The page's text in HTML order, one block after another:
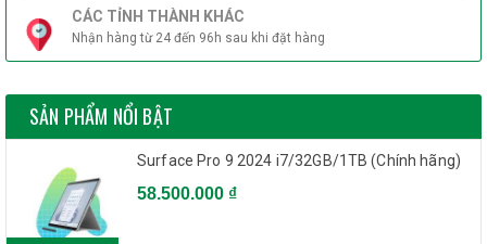
-5%
SẮP CHÁY HÀNG
9.300.000đ(Giá bán lẻ)
8.835.000đ(Giá tốt Online)
-5%
CÁC TỈNH THÀNH KHÁC
Nhận hàng từ 24 đến 96h sau khi đặt hàng
SẢN PHẨM NỔI BẬT
Surface Pro 9 2024 i7/32GB/1TB (Chính hãng)
58.500.000 ₫